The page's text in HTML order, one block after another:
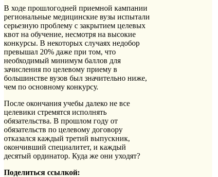
В ходе прошлогодней приемной кампании
региональные медицинские вузы испытали
серьезную проблему с закрытием целевых
квот на обучение, несмотря на высокие
конкурсы. В некоторых случаях недобор
превышал 20% даже при том, что
необходимый минимум баллов для
зачисления по целевому приему в
большинстве вузов был значительно ниже,
чем по основному конкурсу.
После окончания учебы далеко не все
целевики стремятся исполнять
обязательства. В прошлом году от
обязательств по целевому договору
отказался каждый третий выпускник,
окончивший специалитет, и каждый
десятый ординатор. Куда же они уходят?
Поделиться ссылкой: